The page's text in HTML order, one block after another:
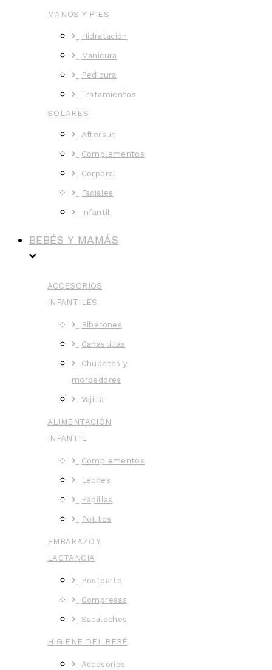
MANOS Y PIES
Hidratación
Manicura
Pedicura
Tratamientos
SOLARES
Aftersun
Complementos
Corporal
Faciales
Infantil
BEBÉS Y MAMÁS
ACCESORIOS
INFANTILES
Biberones
Canastillas
Chupetes y
mordedores
Vajilla
ALIMENTACIÓN
INFANTIL
Complementos
Leches
Papillas
Potitos
EMBARAZO Y
LACTANCIA
Postparto
Compresas
Sacaleches
HIGIENE DEL BEBÉ
Accesorios